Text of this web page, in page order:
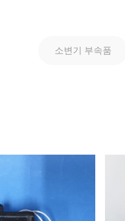
소변기 부속품